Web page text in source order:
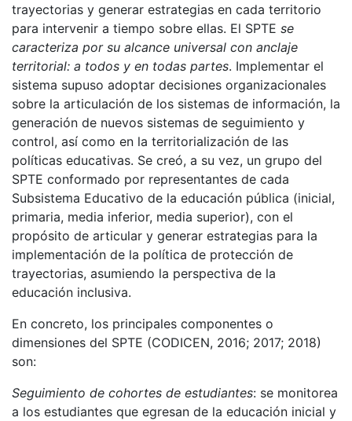
trayectorias y generar estrategias en cada territorio
para intervenir a tiempo sobre ellas. El SPTE se
caracteriza por su alcance universal con anclaje
territorial: a todos y en todas partes. Implementar el
sistema supuso adoptar decisiones organizacionales
sobre la articulación de los sistemas de información, la
generación de nuevos sistemas de seguimiento y
control, así como en la territorialización de las
políticas educativas. Se creó, a su vez, un grupo del
SPTE conformado por representantes de cada
Subsistema Educativo de la educación pública (inicial,
primaria, media inferior, media superior), con el
propósito de articular y generar estrategias para la
implementación de la política de protección de
trayectorias, asumiendo la perspectiva de la
educación inclusiva.
En concreto, los principales componentes o
dimensiones del SPTE (CODICEN, 2016; 2017; 2018)
son:
Seguimiento de cohortes de estudiantes: se monitorea
a los estudiantes que egresan de la educación inicial y